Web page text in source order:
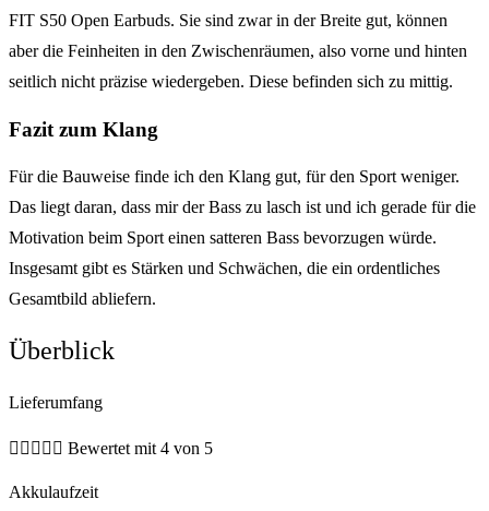
FIT S50 Open Earbuds. Sie sind zwar in der Breite gut, können
aber die Feinheiten in den Zwischenräumen, also vorne und hinten
seitlich nicht präzise wiedergeben. Diese befinden sich zu mittig.
Fazit zum Klang
Für die Bauweise finde ich den Klang gut, für den Sport weniger.
Das liegt daran, dass mir der Bass zu lasch ist und ich gerade für die
Motivation beim Sport einen satteren Bass bevorzugen würde.
Insgesamt gibt es Stärken und Schwächen, die ein ordentliches
Gesamtbild abliefern.
Überblick
Lieferumfang
     Bewertet mit 4 von 5
Akkulaufzeit